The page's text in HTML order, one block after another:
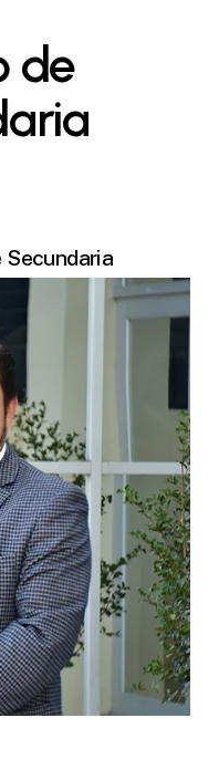
de
Secundaria